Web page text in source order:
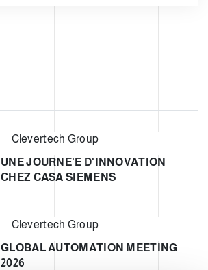
Clevertech Group
UNE JOURNE'E D'INNOVATION
CHEZ CASA SIEMENS
Clevertech Group
GLOBAL AUTOMATION MEETING
2026